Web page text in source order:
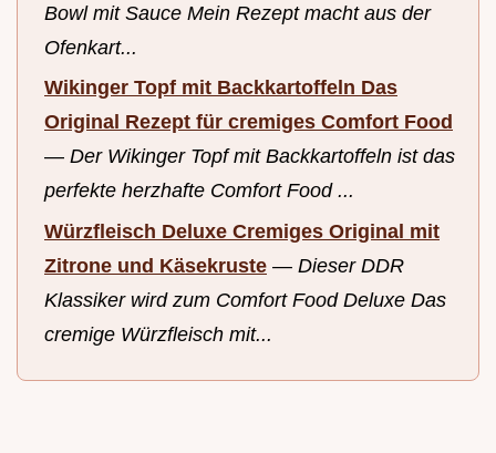
Bowl mit Sauce Mein Rezept macht aus der
Ofenkart...
Wikinger Topf mit Backkartoffeln Das
Original Rezept für cremiges Comfort Food
— Der Wikinger Topf mit Backkartoffeln ist das
perfekte herzhafte Comfort Food ...
Würzfleisch Deluxe Cremiges Original mit
Zitrone und Käsekruste — Dieser DDR
Klassiker wird zum Comfort Food Deluxe Das
cremige Würzfleisch mit...